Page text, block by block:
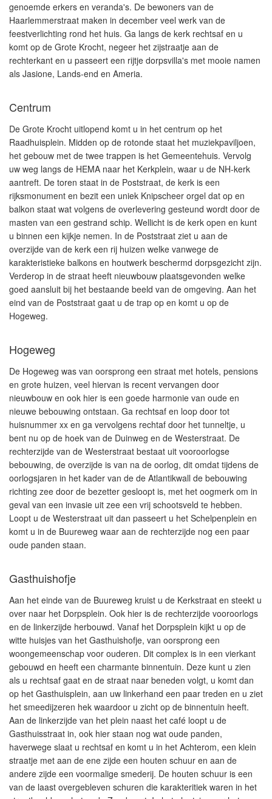
genoemde erkers en veranda's. De bewoners van de
Haarlemmerstraat maken in december veel werk van de
feestverlichting rond het huis. Ga langs de kerk rechtsaf en u
komt op de Grote Krocht, negeer het zijstraatje aan de
rechterkant en u passeert een rijtje dorpsvilla's met mooie namen
als Jasione, Lands-end en Ameria.
Centrum
De Grote Krocht uitlopend komt u in het centrum op het
Raadhuisplein. Midden op de rotonde staat het muziekpaviljoen,
het gebouw met de twee trappen is het Gemeentehuis. Vervolg
uw weg langs de HEMA naar het Kerkplein, waar u de NH-kerk
aantreft. De toren staat in de Poststraat, de kerk is een
rijksmonument en bezit een uniek Knipscheer orgel dat op en
balkon staat wat volgens de overlevering gesteund wordt door de
masten van een gestrand schip. Wellicht is de kerk open en kunt
u binnen een kijkje nemen. In de Poststraat ziet u aan de
overzijde van de kerk een rij huizen welke vanwege de
karakteristieke balkons en houtwerk beschermd dorpsgezicht zijn.
Verderop in de straat heeft nieuwbouw plaatsgevonden welke
goed aansluit bij het bestaande beeld van de omgeving. Aan het
eind van de Poststraat gaat u de trap op en komt u op de
Hogeweg.
Hogeweg
De Hogeweg was van oorsprong een straat met hotels, pensions
en grote huizen, veel hiervan is recent vervangen door
nieuwbouw en ook hier is een goede harmonie van oude en
nieuwe bebouwing ontstaan. Ga rechtsaf en loop door tot
huisnummer xx en ga vervolgens rechtaf door het tunneltje, u
bent nu op de hoek van de Duinweg en de Westerstraat. De
rechterzijde van de Westerstraat bestaat uit vooroorlogse
bebouwing, de overzijde is van na de oorlog, dit omdat tijdens de
oorlogsjaren in het kader van de de Atlantikwall de bebouwing
richting zee door de bezetter gesloopt is, met het oogmerk om in
geval van een invasie uit zee een vrij schootsveld te hebben.
Loopt u de Westerstraat uit dan passeert u het Schelpenplein en
komt u in de Buureweg waar aan de rechterzijde nog een paar
oude panden staan.
Gasthuishofje
Aan het einde van de Buureweg kruist u de Kerkstraat en steekt u
over naar het Dorpsplein. Ook hier is de rechterzijde vooroorlogs
en de linkerzijde herbouwd. Vanaf het Dorpsplein kijkt u op de
witte huisjes van het Gasthuishofje, van oorsprong een
woongemeenschap voor ouderen. Dit complex is in een vierkant
gebouwd en heeft een charmante binnentuin. Deze kunt u zien
als u rechtsaf gaat en de straat naar beneden volgt, u komt dan
op het Gasthuisplein, aan uw linkerhand een paar treden en u ziet
het smeedijzeren hek waardoor u zicht op de binnentuin heeft.
Aan de linkerzijde van het plein naast het café loopt u de
Gasthuisstraat in, ook hier staan nog wat oude panden,
haverwege slaat u rechtsaf en komt u in het Achterom, een klein
straatje met aan de ene zijde een houten schuur en aan de
andere zijde een voormalige smederij. De houten schuur is een
van de laast overgebleven schuren die karakteritiek waren in het